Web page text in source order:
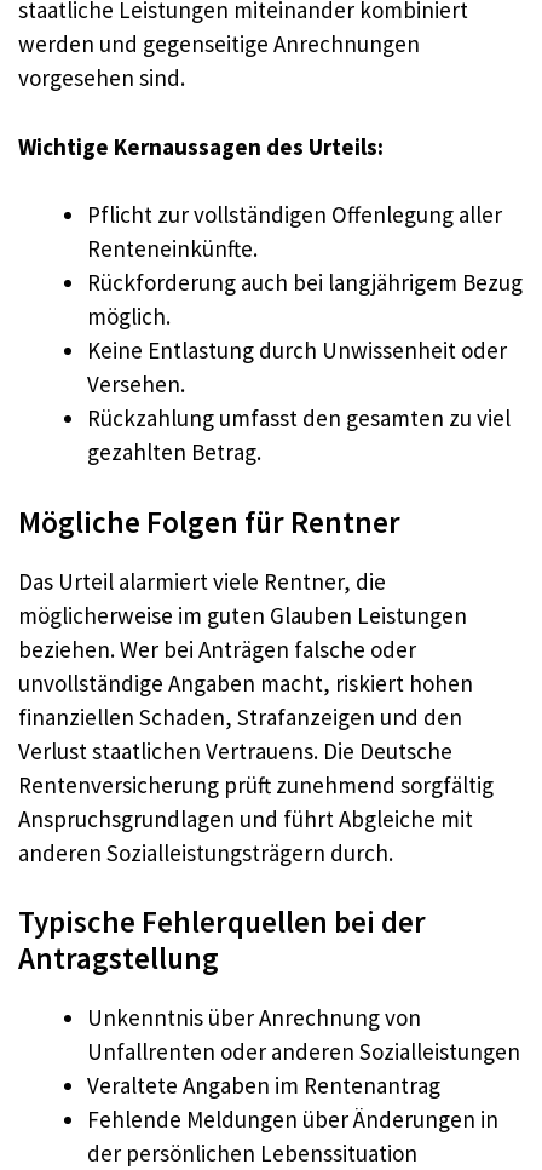
staatliche Leistungen miteinander kombiniert
werden und gegenseitige Anrechnungen
vorgesehen sind.
Wichtige Kernaussagen des Urteils:
Pflicht zur vollständigen Offenlegung aller
Renteneinkünfte.
Rückforderung auch bei langjährigem Bezug
möglich.
Keine Entlastung durch Unwissenheit oder
Versehen.
Rückzahlung umfasst den gesamten zu viel
gezahlten Betrag.
Mögliche Folgen für Rentner
Das Urteil alarmiert viele Rentner, die
möglicherweise im guten Glauben Leistungen
beziehen. Wer bei Anträgen falsche oder
unvollständige Angaben macht, riskiert hohen
finanziellen Schaden, Strafanzeigen und den
Verlust staatlichen Vertrauens. Die Deutsche
Rentenversicherung prüft zunehmend sorgfältig
Anspruchsgrundlagen und führt Abgleiche mit
anderen Sozialleistungsträgern durch.
Typische Fehlerquellen bei der
Antragstellung
Unkenntnis über Anrechnung von
Unfallrenten oder anderen Sozialleistungen
Veraltete Angaben im Rentenantrag
Fehlende Meldungen über Änderungen in
der persönlichen Lebenssituation